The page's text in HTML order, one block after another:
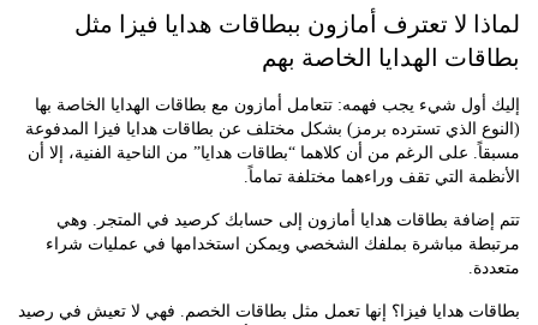
لا تعترف أمازون ببطاقات هدايا فيزا مثل
الهدايا الخاصة بهم
شيء يجب فهمه: تتعامل أمازون مع بطاقات الهدايا الخاصة بها
الذي تسترده برمز) بشكل مختلف عن بطاقات هدايا فيزا المدفوعة
على الرغم من أن كلاهما “بطاقات هدايا” من الناحية الفنية، إلا أن
التي تقف وراءهما مختلفة تماماً.
بطاقات هدايا أمازون إلى حسابك كرصيد في المتجر. وهي
مباشرة بملفك الشخصي ويمكن استخدامها في عمليات شراء
هدايا فيزا؟ إنها تعمل مثل بطاقات الخصم. فهي لا تعيش في رصيد